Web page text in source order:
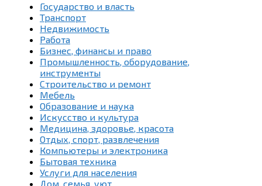
Государство и власть
Транспорт
Недвижимость
Работа
Бизнес, финансы и право
Промышленность, оборудование,
инструменты
Строительство и ремонт
Мебель
Образование и наука
Искусство и культура
Медицина, здоровье, красота
Отдых, спорт, развлечения
Компьютеры и электроника
Бытовая техника
Услуги для населения
Дом, семья, уют